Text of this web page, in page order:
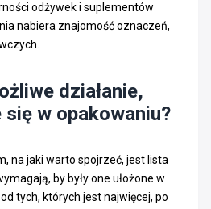
odżywek i suplementów
nabiera znajomość oznaczeń,
działanie,
w opakowaniu?
na jaki warto spojrzeć, jest lista
by były one ułożone w
tych, których jest najwięcej, po